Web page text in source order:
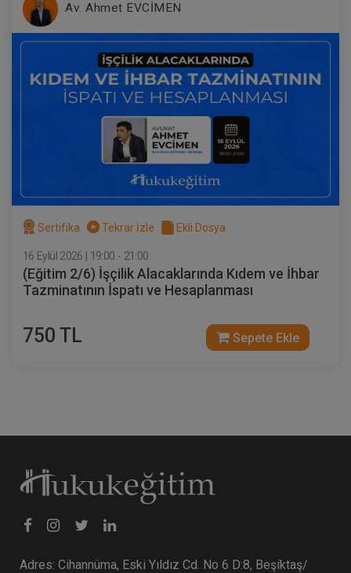
Av. Ahmet EVCİMEN
Sertifika Tekrar İzle Ekli Dosya
16 Eylül 2026 | 19:00 - 21:00
(Eğitim 2/6) İşçilik Alacaklarında Kıdem ve İhbar
Tazminatının İspatı ve Hesaplanması
750 TL Sepete Ekle
Adres: Cihannüma, Eski Yıldız Cd. No 6 D:8, Beşiktaş/